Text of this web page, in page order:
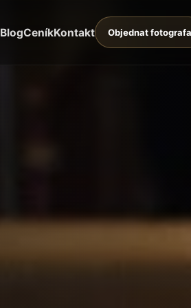
BlogCeníkKontakt Objednat fotografa